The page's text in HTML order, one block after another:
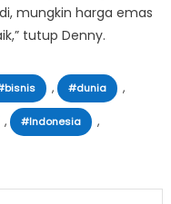
mungkin harga emas
tutup Denny.
, #dunia ,
, #Indonesia ,